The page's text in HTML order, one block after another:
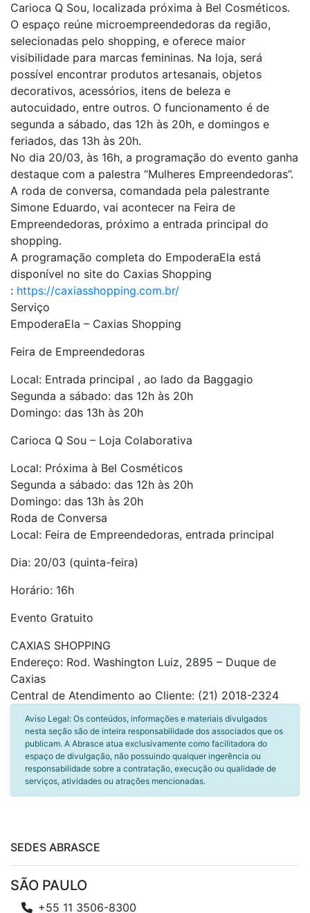
Carioca Q Sou, localizada próxima à Bel Cosméticos.
O espaço reúne microempreendedoras da região,
selecionadas pelo shopping, e oferece maior
visibilidade para marcas femininas. Na loja, será
possível encontrar produtos artesanais, objetos
decorativos, acessórios, itens de beleza e
autocuidado, entre outros. O funcionamento é de
segunda a sábado, das 12h às 20h, e domingos e
feriados, das 13h às 20h.
No dia 20/03, às 16h, a programação do evento ganha
destaque com a palestra “Mulheres Empreendedoras”.
A roda de conversa, comandada pela palestrante
Simone Eduardo, vai acontecer na Feira de
Empreendedoras, próximo a entrada principal do
shopping.
A programação completa do EmpoderaEla está
disponível no site do Caxias Shopping
: https://caxiasshopping.com.br/
Serviço
EmpoderaEla – Caxias Shopping
Feira de Empreendedoras
Local: Entrada principal , ao lado da Baggagio
Segunda a sábado: das 12h às 20h
Domingo: das 13h às 20h
Carioca Q Sou – Loja Colaborativa
Local: Próxima à Bel Cosméticos
Segunda a sábado: das 12h às 20h
Domingo: das 13h às 20h
Roda de Conversa
Local: Feira de Empreendedoras, entrada principal
Dia: 20/03 (quinta-feira)
Horário: 16h
Evento Gratuito
CAXIAS SHOPPING
Endereço: Rod. Washington Luiz, 2895 – Duque de
Caxias
Central de Atendimento ao Cliente: (21) 2018-2324
Aviso Legal: Os conteúdos, informações e materiais divulgados
nesta seção são de inteira responsabilidade dos associados que os
publicam. A Abrasce atua exclusivamente como facilitadora do
espaço de divulgação, não possuindo qualquer ingerência ou
responsabilidade sobre a contratação, execução ou qualidade de
serviços, atividades ou atrações mencionadas.
SEDES ABRASCE
SÃO PAULO
+55 11 3506-8300